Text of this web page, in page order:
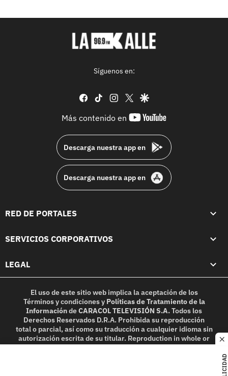
Síguenos en:
facebook
tiktok instagram
twittergoogle
Más contenido en
youtube-
Descarga nuestra app en
Descarga nuestra app en
RED DE PORTALES
SERVICIOS CORPORATIVOS
LEGAL
El uso de este sitio web implica la aceptación de los
Términos y condicionesy Políticas de Tratamiento de la
InformacióndeCARACOL TELEVISIÓN S.A.Todos los
Derechos Reservados D.R.A. Prohibida su reproducción
total o parcial, así como su traducción a cualquier idioma sin
autorización escrita de su titular. Reproduction in whole or